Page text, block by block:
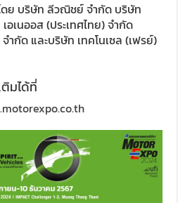
ย บริษัท ลีวณิชย์ จำกัด บริษัท
อเนออส (ประเทศไทย) จำกัด
กัด และบริษัท เทคโนเซล (เฟรย์)
มได้ที่